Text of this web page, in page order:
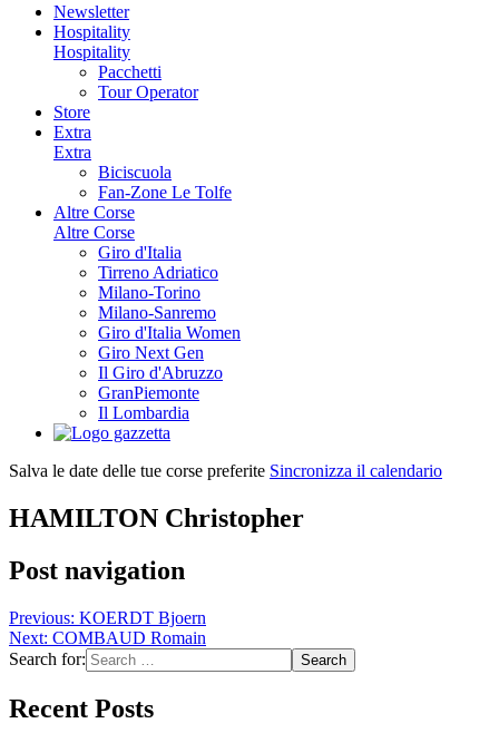
Newsletter
Hospitality
Hospitality
Pacchetti
Tour Operator
Store
Extra
Extra
Biciscuola
Fan-Zone Le Tolfe
Altre Corse
Altre Corse
Giro d'Italia
Tirreno Adriatico
Milano-Torino
Milano-Sanremo
Giro d'Italia Women
Giro Next Gen
Il Giro d'Abruzzo
GranPiemonte
Il Lombardia
Salva le date delle tue corse preferite Sincronizza il calendario
HAMILTON Christopher
Post navigation
Previous: KOERDT Bjoern
Next: COMBAUD Romain
Search for:
Recent Posts